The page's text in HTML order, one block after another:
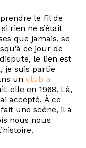
le fil de
rien ne s’était
que jamais, se
ce jour de
le lien est
je suis partie
un club à
elle en 1968. Là,
accepté. À ce
une scène, il a
nous nous